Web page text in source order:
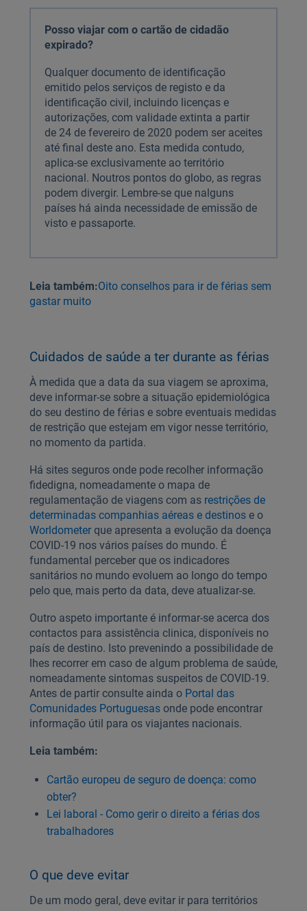
Posso viajar com o cartão de cidadão
expirado?
Qualquer documento de identificação
emitido pelos serviços de registo e da
identificação civil, incluindo licenças e
autorizações, com validade extinta a partir
de 24 de fevereiro de 2020 podem ser aceites
até final deste ano. Esta medida contudo,
aplica-se exclusivamente ao território
nacional. Noutros pontos do globo, as regras
podem divergir. Lembre-se que nalguns
países há ainda necessidade de emissão de
visto e passaporte.
Leia também:Oito conselhos para ir de férias sem
gastar muito
Cuidados de saúde a ter durante as férias
À medida que a data da sua viagem se aproxima,
deve informar-se sobre a situação epidemiológica
do seu destino de férias e sobre eventuais medidas
de restrição que estejam em vigor nesse território,
no momento da partida.
Há sites seguros onde pode recolher informação
fidedigna, nomeadamente o mapa de
regulamentação de viagens com as restrições de
determinadas companhias aéreas e destinose o
Worldometer que apresenta a evolução da doença
COVID-19 nos vários países do mundo. É
fundamental perceber que os indicadores
sanitários no mundo evoluem ao longo do tempo
pelo que, mais perto da data, deve atualizar-se.
Outro aspeto importante é informar-se acerca dos
contactos para assistência clinica, disponíveis no
país de destino. Isto prevenindo a possibilidade de
lhes recorrer em caso de algum problema de saúde,
nomeadamente sintomas suspeitos de COVID-19.
Antes de partir consulte ainda o Portal das
Comunidades Portuguesas onde pode encontrar
informação útil para os viajantes nacionais.
Leia também:
Cartão europeu de seguro de doença: como
obter?
Lei laboral - Como gerir o direito a férias dos
trabalhadores
O que deve evitar
De um modo geral, deve evitar ir para territórios